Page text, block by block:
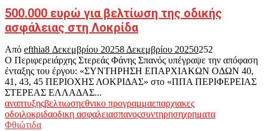
500.000 ευρώ για βελτίωση της οδικής
ασφάλειας στη Λοκρίδα
Από efthia8 Δεκεμβρίου 20258 Δεκεμβρίου 20250252
Ο Περιφερειάρχης Στερεάς Φάνης Σπανός υπέγραψε την απόφαση
ένταξης του έργου: «ΣΥΝΤΗΡΗΣΗ ΕΠΑΡΧΙΑΚΩΝ ΟΔΩΝ 40,
41, 43, 45 ΠΕΡΙΟΧΗΣ ΛΟΚΡΙΔΑΣ» στο «ΠΠΑ ΠΕΡΙΦΕΡΕΙΑΣ
ΣΤΕΡΕΑΣ ΕΛΛΑΔΑΣ...
αναπτυξηςβελτιωσηεθνικο προγραμμαεπαρχιακες
οδοιλοκριδαοδικη ασφαλειασπανοςσυντηρησηχρηματα
Φθιώτιδα